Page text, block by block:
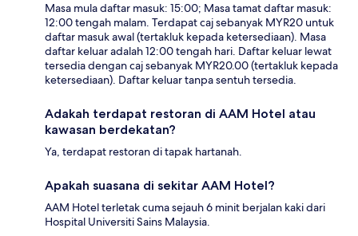
Masa mula daftar masuk: 15:00; Masa tamat daftar masuk:
12:00 tengah malam. Terdapat caj sebanyak MYR20 untuk
daftar masuk awal (tertakluk kepada ketersediaan). Masa
daftar keluar adalah 12:00 tengah hari. Daftar keluar lewat
tersedia dengan caj sebanyak MYR20.00 (tertakluk kepada
ketersediaan). Daftar keluar tanpa sentuh tersedia.
Adakah terdapat restoran di AAM Hotel atau
kawasan berdekatan?
Ya, terdapat restoran di tapak hartanah.
Apakah suasana di sekitar AAM Hotel?
AAM Hotel terletak cuma sejauh 6 minit berjalan kaki dari
Hospital Universiti Sains Malaysia.